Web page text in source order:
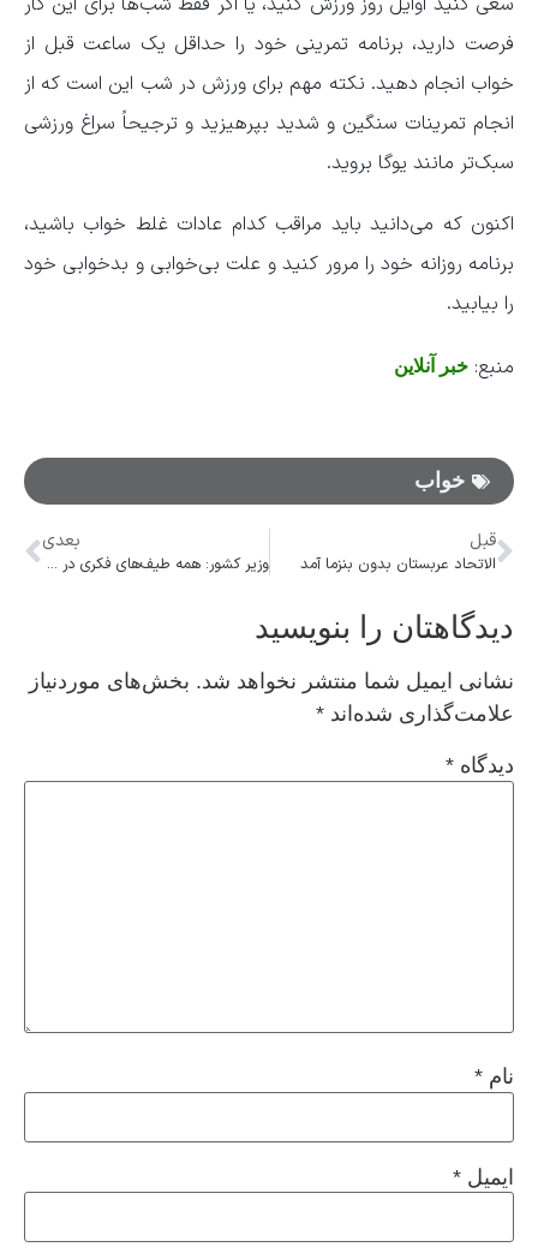
فرصت دارید، برنامه تمرینی خود را حداقل یک ساعت قبل از
خواب انجام دهید. نکته مهم برای ورزش در شب این است که از
انجام تمرینات سنگین و شدید بپرهیزید و ترجیحاً سراغ ورزشی
سبک‌تر مانند یوگا بروید.
اکنون که می‌دانید باید مراقب کدام عادات غلط خواب باشید،
برنامه روزانه خود را مرور کنید و علت بی‌خوابی و بدخوابی خود
را بیابید.
منبع: خبر آنلاین
خواب
قبل
الاتحاد عربستان بدون بنزما آمد
بعدی
وزیر کشور: همه طیف‌های فکری در پیش ثبت‌نام انتخابات مجلس شرکت کردند
دیدگاهتان را بنویسید
نشانی ایمیل شما منتشر نخواهد شد. بخش‌های موردنیاز
علامت‌گذاری شده‌اند *
دیدگاه *
نام *
ایمیل *